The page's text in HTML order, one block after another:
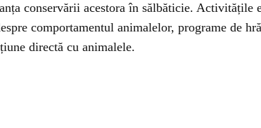
conservării acestora în sălbăticie. Activitățile
comportamentul animalelor, programe de
directă cu animalele.